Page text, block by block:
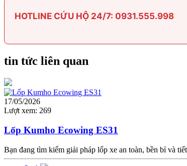
HOTLINE CỨU HỘ 24/7: 0931.555.998
tin tức liên quan
17/05/2026
Lượt xem: 269
Lốp Kumho Ecowing ES31
Bạn đang tìm kiếm giải pháp lốp xe an toàn, bền bỉ và